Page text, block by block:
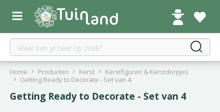
r
Home Producten Kerst
Kerstfiguren & Kerstdorpjes
Getting Ready to Decorate - Set van 4
Getting Ready to Decorate - Set van 4